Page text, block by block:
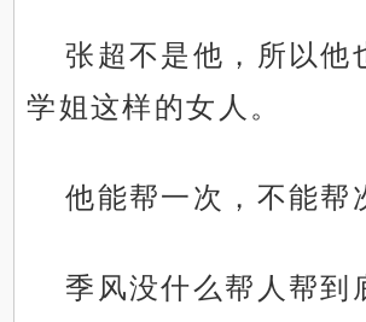
张超不是他，所以他
学姐这样的女人。
他能帮一次，不能帮
季风没什么帮人帮到